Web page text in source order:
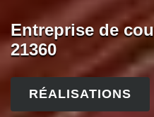
Entreprise de
21360
RÉALISATIONS